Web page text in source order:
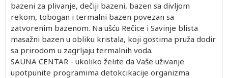
bazeni za plivanje, dečiji bazeni, bazen sa divljom
rekom, tobogan i termalni bazen povezan sa
zatvorenim bazenom. Na ušću Rečice i Savinje blista
masažni bazen u obliku kristala, koji gostima pruža dodir
sa prirodom u zagrljaju termalnih voda.
SAUNA CENTAR - ukoliko želite da Vaše uživanje
upotpunite programima detokcikacije organizma